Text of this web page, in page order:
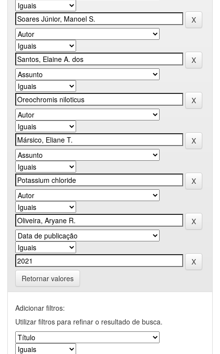
Retornar valores
Adicionar filtros:
Utilizar filtros para refinar o resultado de busca.